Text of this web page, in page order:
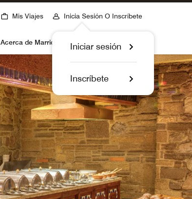
Mis Viajes Inicia Sesión O Inscríbete
Iniciar sesión
Inscríbete
Acerca de Marriott Bonvoy